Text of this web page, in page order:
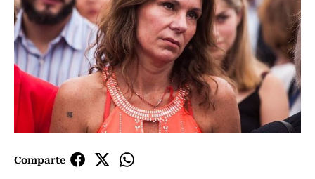
Comparte